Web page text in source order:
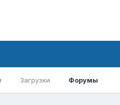
Загрузки Форумы